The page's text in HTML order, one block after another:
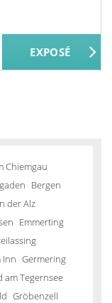
Chiemgau
Bergen
der Alz
Emmerting
Inn Germering
am Tegernsee
Gröbenzell